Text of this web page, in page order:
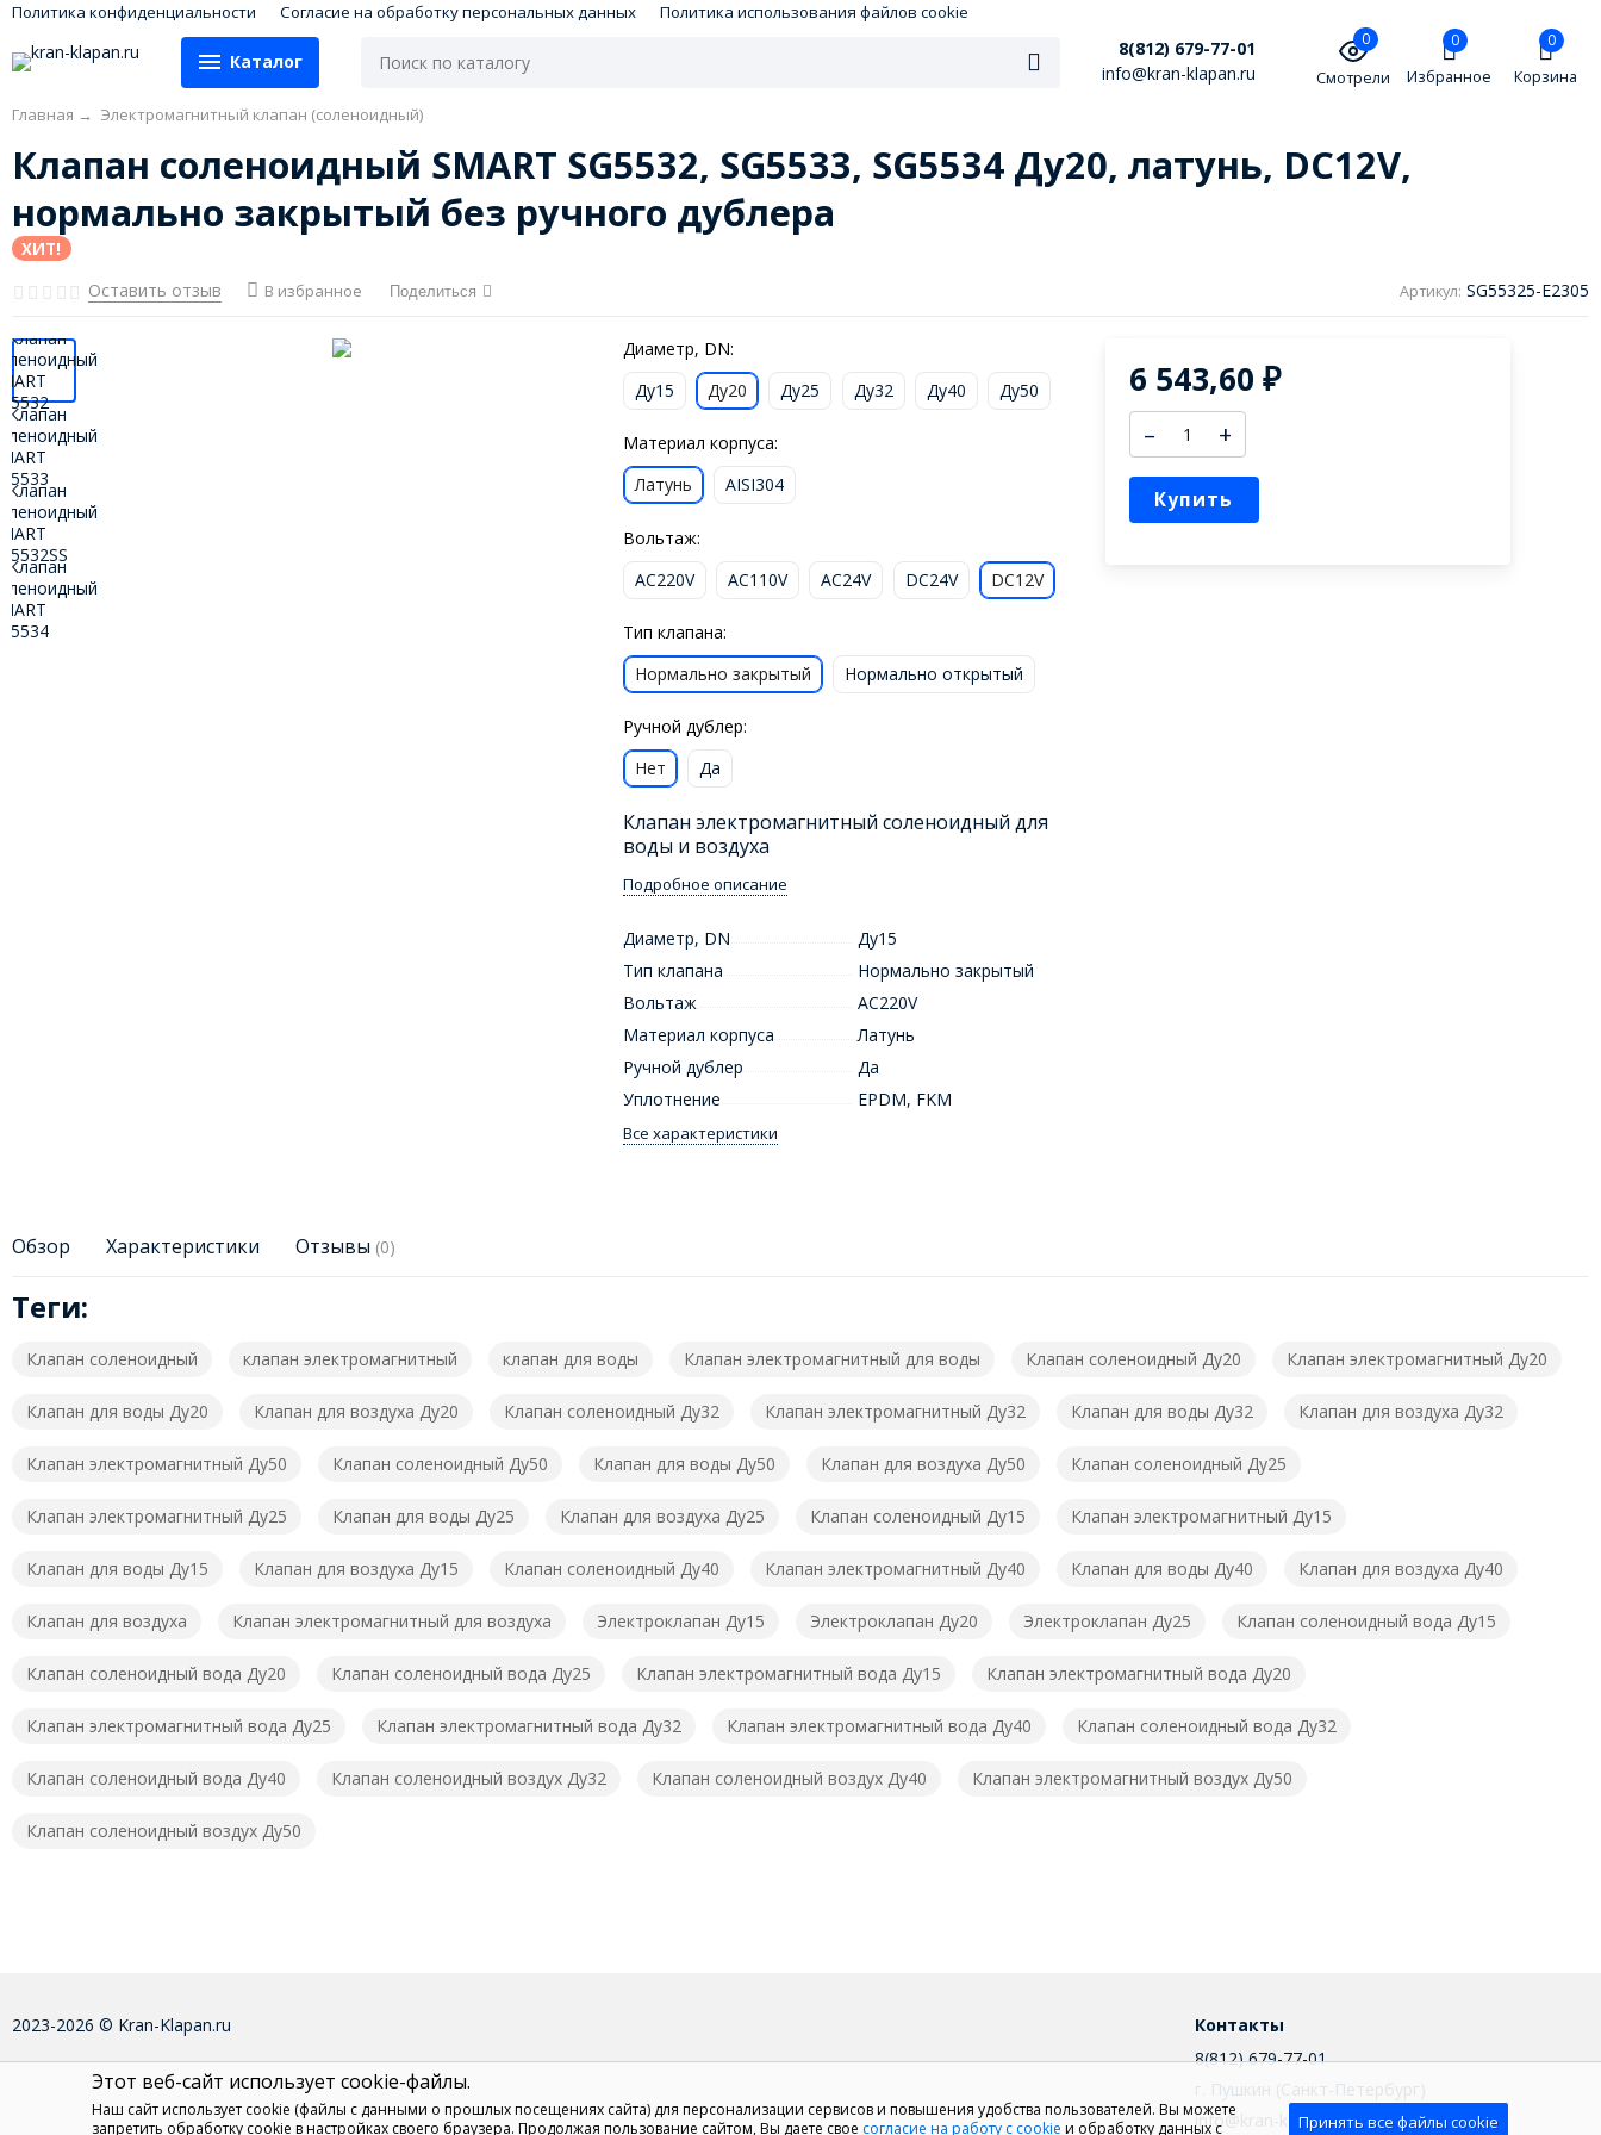
Политика конфиденциальности Согласие на обработку персональных данных Политика использования файлов cookie
Каталог
8(812) 679-77-01
info@kran-klapan.ru
0
Смотрели
0
Избранное
0
Корзина
Главная → Электромагнитный клапан (соленоидный)
Клапан соленоидный SMART SG5532, SG5533, SG5534 Ду20, латунь, DC12V,
нормально закрытый без ручного дублера
ХИТ!
Оставить отзыв В избранное Поделиться Артикул: SG55325-E2305
Диаметр, DN:
Ду15
Ду20 Ду25 Ду32 Ду40 Ду50
Материал корпуса:
Латунь
AISI304
Вольтаж:
AC220V
AC110V AC24V DC24V DC12V
Тип клапана:
Нормально закрытый
Нормально открытый
Ручной дублер:
Нет
Да
Клапан электромагнитный соленоидный для
воды и воздуха
Подробное описание
Диаметр, DN
Ду15
Тип клапана
Нормально закрытый
Вольтаж
AC220V
Материал корпуса
Латунь
Ручной дублер
Да
Уплотнение
EPDM, FKM
Все характеристики
6 543,60 ₽
– +
Купить
Обзор Характеристики Отзывы (0)
Теги:
Клапан соленоидный клапан электромагнитный клапан для воды Клапан электромагнитный для воды Клапан соленоидный Ду20 Клапан электромагнитный Ду20
Клапан для воды Ду20 Клапан для воздуха Ду20 Клапан соленоидный Ду32 Клапан электромагнитный Ду32 Клапан для воды Ду32 Клапан для воздуха Ду32
Клапан электромагнитный Ду50 Клапан соленоидный Ду50 Клапан для воды Ду50 Клапан для воздуха Ду50 Клапан соленоидный Ду25
Клапан электромагнитный Ду25 Клапан для воды Ду25 Клапан для воздуха Ду25 Клапан соленоидный Ду15 Клапан электромагнитный Ду15
Клапан для воды Ду15 Клапан для воздуха Ду15 Клапан соленоидный Ду40 Клапан электромагнитный Ду40 Клапан для воды Ду40 Клапан для воздуха Ду40
Клапан для воздуха Клапан электромагнитный для воздуха Электроклапан Ду15 Электроклапан Ду20 Электроклапан Ду25 Клапан соленоидный вода Ду15
Клапан соленоидный вода Ду20 Клапан соленоидный вода Ду25 Клапан электромагнитный вода Ду15 Клапан электромагнитный вода Ду20
Клапан электромагнитный вода Ду25 Клапан электромагнитный вода Ду32 Клапан электромагнитный вода Ду40 Клапан соленоидный вода Ду32
Клапан соленоидный вода Ду40 Клапан соленоидный воздух Ду32 Клапан соленоидный воздух Ду40 Клапан электромагнитный воздух Ду50
Клапан соленоидный воздух Ду50
2023-2026 © Kran-Klapan.ru
Этот веб-сайт использует cookie-файлы.
Наш сайт использует cookie (файлы с данными о прошлых посещениях сайта) для персонализации сервисов и повышения удобства пользователей. Вы можете
запретить обработку cookie в настройках своего браузера. Продолжая пользование сайтом, Вы даете свое согласие на работу с cookie и обработку данных с Принять все файлы cookie
Контакты
8(812) 679-77-01
г. Пушкин (Санкт-Петербург)
info@kran-klapan.ru